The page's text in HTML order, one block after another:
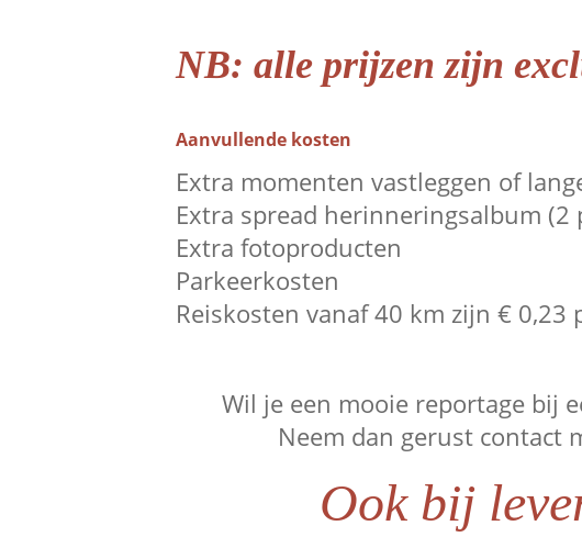
NB: alle prijzen zijn
Aanvullende kosten
Extra momenten vastleggen of
Extra spread herinneringsalbum (2
Extra fotoproducten
Parkeerkosten
Reiskosten vanaf 40 km zijn € 0,23
Wil je een mooie reportage bij
Neem dan gerust contact
Ook bij